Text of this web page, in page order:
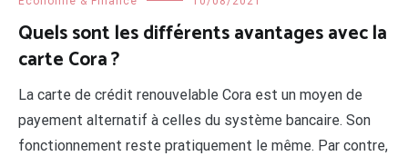
Quels sont les différents avantages avec la
carte Cora ?
La carte de crédit renouvelable Cora est un moyen de
payement alternatif à celles du système bancaire. Son
fonctionnement reste pratiquement le même. Par contre,